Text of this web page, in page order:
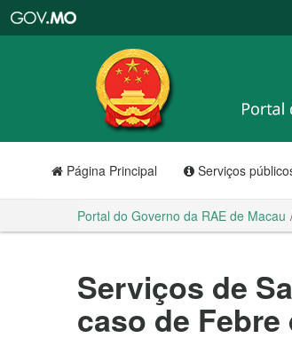
RAE
de
Macau
Página Principal Serviços
Portal do Governo da RAE de Macau
Serviços de
caso de